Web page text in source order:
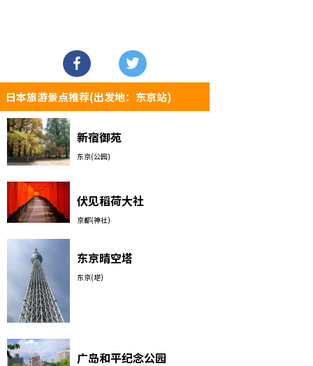
日本旅游景点推荐(出发地：东京站)
新宿御苑
东京(公园)
伏见稻荷大社
京都(神社)
东京晴空塔
东京(塔)
广岛和平纪念公园